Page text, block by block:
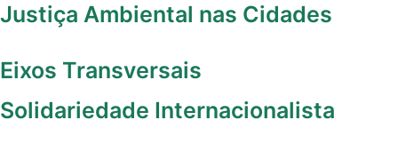
Justiça Ambiental nas Cidades
Eixos Transversais
Solidariedade Internacionalista